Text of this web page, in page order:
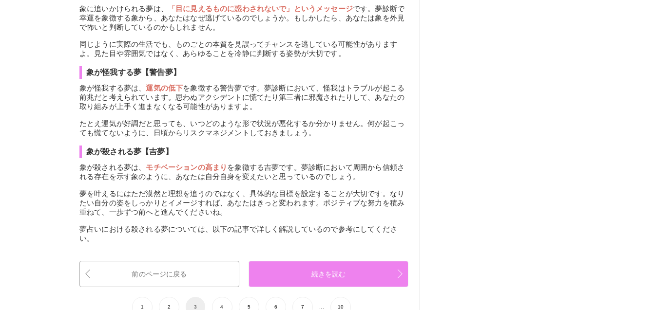
象に追いかけられる夢は、
「目に見えるものに惑わされないで」というメッセージです。夢診断で
幸運を象徴する象から、あなたはなぜ逃げているのでしょうか。もしかしたら、あなたは象を外見
で怖いと判断しているのかもしれません。
同じように実際の生活でも、ものごとの本質を見誤ってチャンスを逃している可能性があります
よ。見た目や雰囲気ではなく、あらゆることを冷静に判断する姿勢が大切です。
象が怪我する夢【警告夢】
象が怪我する夢は、運気の低下を象徴する警告夢です。夢診断において、怪我はトラブルが起こる
前兆だと考えられています。思わぬアクシデントに慌てたり第三者に邪魔されたりして、あなたの
取り組みが上手く進まなくなる可能性がありますよ。
たとえ運気が好調だと思っても、いつどのような形で状況が悪化するか分かりません。何が起こっ
ても慌てないように、日頃からリスクマネジメントしておきましょう。
象が殺される夢【吉夢】
象が殺される夢は、 モチベーションの高まり を象徴する吉夢です。夢診断において周囲から信頼さ
れる存在を示す象のように、あなたは自分自身を変えたいと思っているのでしょう。
夢を叶えるにはただ漠然と理想を追うのではなく、具体的な目標を設定することが大切です。なり
たい自分の姿をしっかりとイメージすれば、あなたはきっと変われます。ポジティブな努力を積み
重ねて、一歩ずつ前へと進んでくださいね。
夢占いにおける殺される夢については、以下の記事で詳しく解説しているので参考にしてくださ
い。
前のページに戻る 続きを読む
1 2 3 4 5 6 7 10